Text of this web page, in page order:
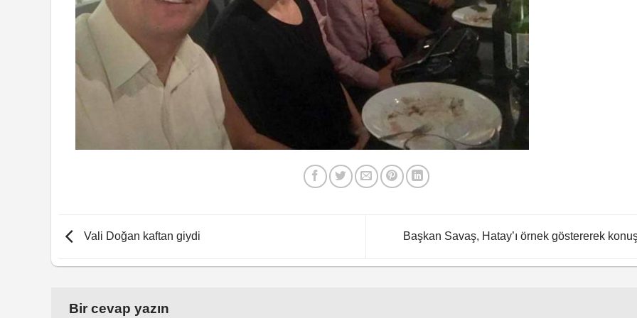
Vali Doğan kaftan giydi Başkan Savaş, Hatay’ı örnek göstererek
Bir cevap yazın